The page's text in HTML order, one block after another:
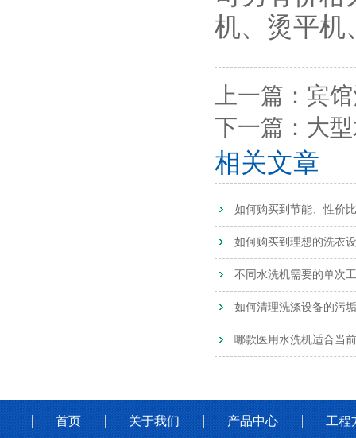
机、烫平机
上一篇： 宾
下一篇： 大
相关文章
如何购买到节能、性价
如何购买到理想的洗衣
不同水洗机需要的单次
如何清理洗涤设备的污垢
哪款医用水洗机适合当
首页 关于我们 产品中心 工程